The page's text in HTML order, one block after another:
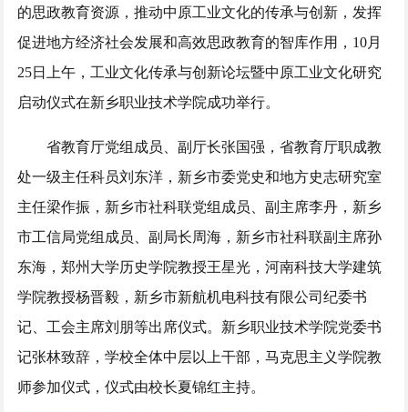
的思政教育资源，推动中原工业文化的传承与创新，发挥
促进地方经济社会发展和高效思政教育的智库作用，10月
25日上午，工业文化传承与创新论坛暨中原工业文化研究
启动仪式在新乡职业技术学院成功举行。
省教育厅党组成员、副厅长张国强，省教育厅职成教
处一级主任科员刘东洋，新乡市委党史和地方史志研究室
主任梁作振，新乡市社科联党组成员、副主席李丹，新乡
市工信局党组成员、副局长周海，新乡市社科联副主席孙
东海，郑州大学历史学院教授王星光，河南科技大学建筑
学院教授杨晋毅，新乡市新航机电科技有限公司纪委书
记、工会主席刘朋等出席仪式。新乡职业技术学院党委书
记张林致辞，学校全体中层以上干部，马克思主义学院教
师参加仪式，仪式由校长夏锦红主持。